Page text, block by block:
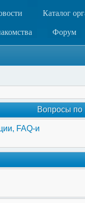
Каталог
Форум
Вопросы по
FAQ-и